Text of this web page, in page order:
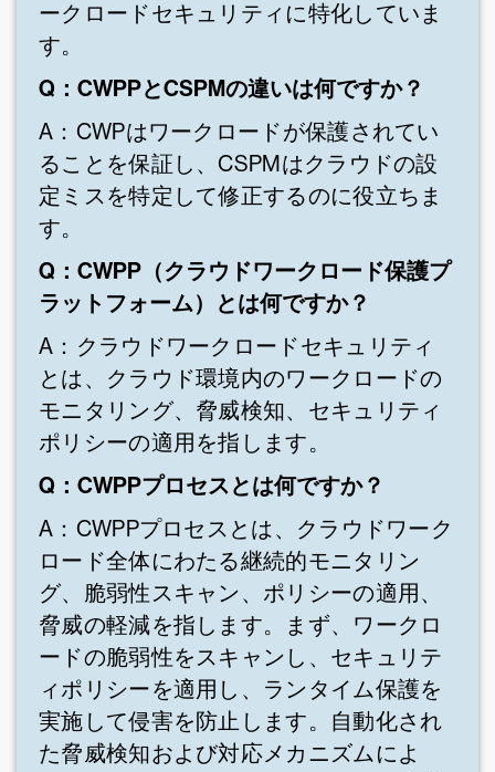
ークロードセキュリティに特化していま
す。
Q：CWPPとCSPMの違いは何ですか？
A：CWPはワークロードが保護されてい
ることを保証し、CSPMはクラウドの設
定ミスを特定して修正するのに役立ちま
す。
Q：CWPP（クラウドワークロード保護プ
ラットフォーム）とは何ですか？
A：クラウドワークロードセキュリティ
とは、クラウド環境内のワークロードの
モニタリング、脅威検知、セキュリティ
ポリシーの適用を指します。
Q：CWPPプロセスとは何ですか？
A：CWPPプロセスとは、クラウドワーク
ロード全体にわたる継続的モニタリン
グ、脆弱性スキャン、ポリシーの適用、
脅威の軽減を指します。まず、ワークロ
ードの脆弱性をスキャンし、セキュリテ
ィポリシーを適用し、ランタイム保護を
実施して侵害を防止します。自動化され
た脅威検知および対応メカニズムによ